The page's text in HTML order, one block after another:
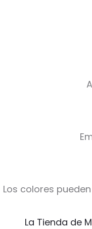
Los colores
La Tienda de